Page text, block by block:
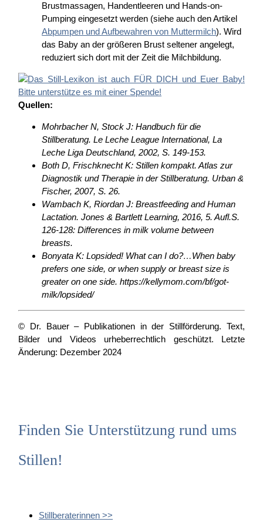
Brustmassagen, Handentleeren und Hands-on-
Pumping eingesetzt werden (siehe auch den Artikel
Abpumpen und Aufbewahren von Muttermilch). Wird
das Baby an der größeren Brust seltener angelegt,
reduziert sich dort mit der Zeit die Milchbildung.
Quellen:
Mohrbacher N, Stock J: Handbuch für die
Stillberatung. Le Leche League International, La
Leche Liga Deutschland, 2002, S. 149-153.
Both D, Frischknecht K: Stillen kompakt. Atlas zur
Diagnostik und Therapie in der Stillberatung. Urban &
Fischer, 2007, S. 26.
Wambach K, Riordan J: Breastfeeding and Human
Lactation. Jones & Bartlett Learning, 2016, 5. Aufl.S.
126-128: Differences in milk volume between
breasts.
Bonyata K: Lopsided! What can I do?…When baby
prefers one side, or when supply or breast size is
greater on one side. https://kellymom.com/bf/got-
milk/lopsided/
© Dr. Bauer – Publikationen in der Stillförderung. Text,
Bilder und Videos urheberrechtlich geschützt. Letzte
Änderung: Dezember 2024
Finden Sie Unterstützung rund ums
Stillen!
Stillberaterinnen >>